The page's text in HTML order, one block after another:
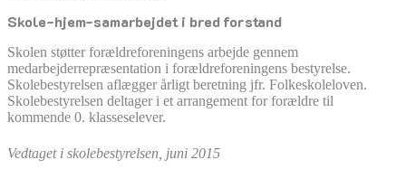
Skole-hjem-samarbejdet i bred forstand
Skolen støtter forældreforeningens arbejde gennem
medarbejderrepræsentation i forældreforeningens bestyrelse.
Skolebestyrelsen aflægger årligt beretning jfr. Folkeskoleloven.
Skolebestyrelsen deltager i et arrangement for forældre til
kommende 0. klasseselever.
Vedtaget i skolebestyrelsen, juni 2015